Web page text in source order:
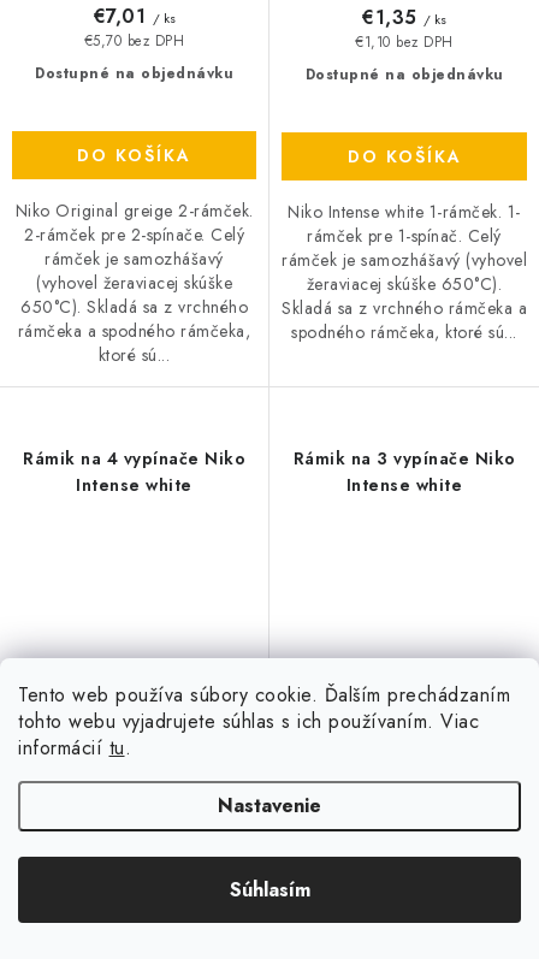
Tento web používa súbory cookie. Ďalším prechádzaním
tohto webu vyjadrujete súhlas s ich používaním. Viac
informácií tu.
Nastavenie
Súhlasím
Dostupné na objednávku
€5,70 bez DPH
€7,01 / ks
DO KOŠÍKA
Niko Original greige 2-rámček.
2-rámček pre 2-spínače. Celý
rámček je samozhášavý
(vyhovel žeraviacej skúške
650°C). Skladá sa z vrchného
rámčeka a spodného rámčeka,
ktoré sú...
Dostupné na objednávku
€1,10 bez DPH
€1,35 / ks
DO KOŠÍKA
Niko Intense white 1-rámček. 1-
rámček pre 1-spínač. Celý
rámček je samozhášavý (vyhovel
žeraviacej skúške 650°C).
Skladá sa z vrchného rámčeka a
spodného rámčeka, ktoré sú...
Rámik na 4 vypínače Niko
Intense white
Dostupné na objednávku
€5,92 bez DPH
€7,28 / ks
Niko Intense white 4-rámček. 4-
Rámik na 3 vypínače Niko
Intense white
€4,13 / ks
Niko Intense white 3-rámček. 3-